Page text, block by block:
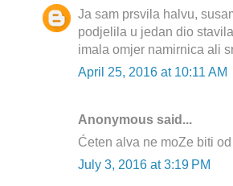
Ja sam prsvila halvu,
podjelila u jedan dio
imala omjer namirnica ali
April 25, 2016 at 10:11 AM
Anonymous said...
Ćeten alva ne moZe biti
July 3, 2016 at 3:19 PM